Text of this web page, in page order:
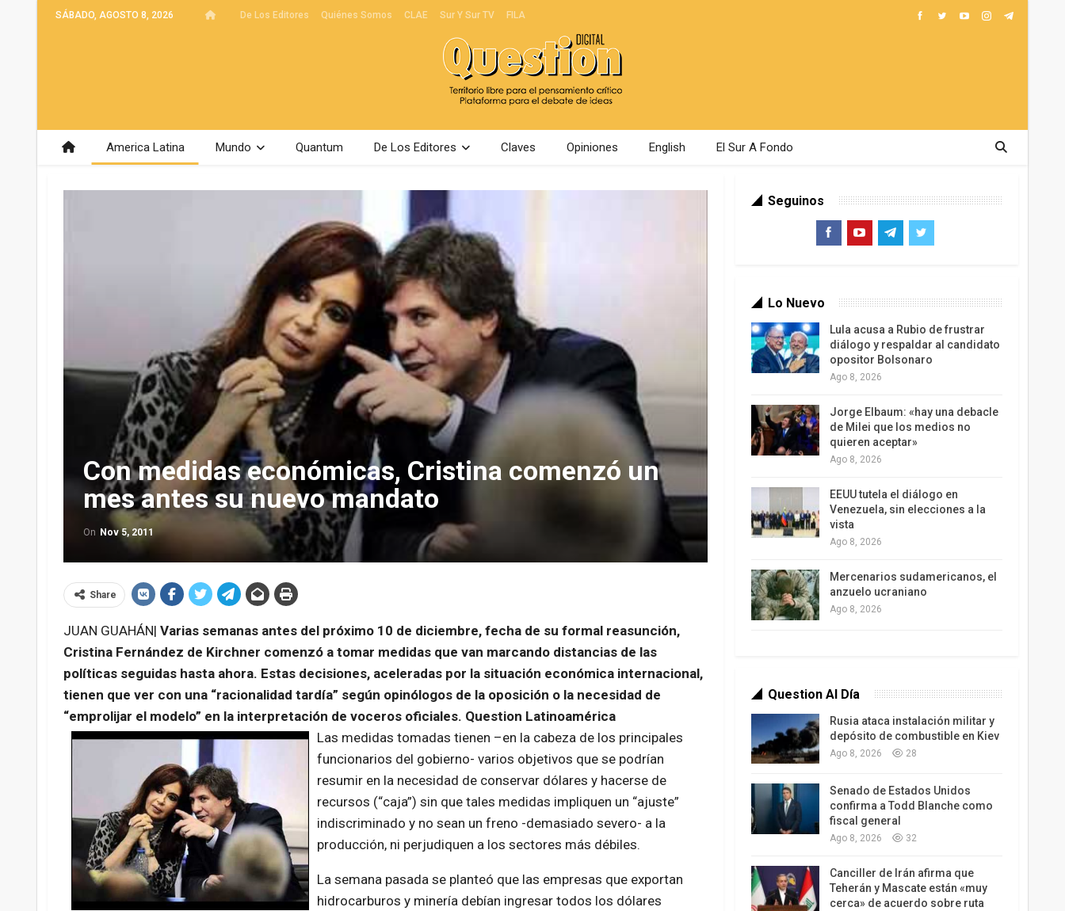
SÁBADO, AGOSTO 8, 2026 De Los Editores Quiénes Somos CLAE Sur Y Sur TV FILA
America Latina Mundo Quantum De Los Editores Claves Opiniones English El Sur A Fondo
Con medidas económicas, Cristina comenzó un
mes antes su nuevo mandato
On Nov 5, 2011
Share
JUAN GUAHÁN| Varias semanas antes del próximo 10 de diciembre, fecha de su formal reasunción,
Cristina Fernández de Kirchner comenzó a tomar medidas que van marcando distancias de las
políticas seguidas hasta ahora. Estas decisiones, aceleradas por la situación económica internacional,
tienen que ver con una “racionalidad tardía” según opinólogos de la oposición o la necesidad de
“emprolijar el modelo” en la interpretación de voceros oficiales. Question Latinoamérica
Las medidas tomadas tienen –en la cabeza de los principales
funcionarios del gobierno- varios objetivos que se podrían
resumir en la necesidad de conservar dólares y hacerse de
recursos (“caja”) sin que tales medidas impliquen un “ajuste”
indiscriminado y no sean un freno -demasiado severo- a la
producción, ni perjudiquen a los sectores más débiles.
La semana pasada se planteó que las empresas que exportan
hidrocarburos y minería debían ingresar todos los dólares
Seguinos
Lo Nuevo
Lula acusa a Rubio de frustrar
diálogo y respaldar al candidato
opositor Bolsonaro
Ago 8, 2026
Jorge Elbaum: «hay una debacle
de Milei que los medios no
quieren aceptar»
Ago 8, 2026
EEUU tutela el diálogo en
Venezuela, sin elecciones a la
vista
Ago 8, 2026
Mercenarios sudamericanos, el
anzuelo ucraniano
Ago 8, 2026
Question Al Día
Rusia ataca instalación militar y
depósito de combustible en Kiev
Ago 8, 2026 28
Senado de Estados Unidos
confirma a Todd Blanche como
fiscal general
Ago 8, 2026 32
Canciller de Irán afirma que
Teherán y Mascate están «muy
cerca» de acuerdo sobre ruta